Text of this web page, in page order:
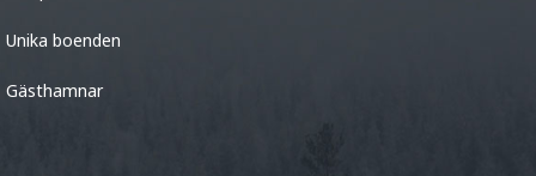
Unika boenden
Gästhamnar